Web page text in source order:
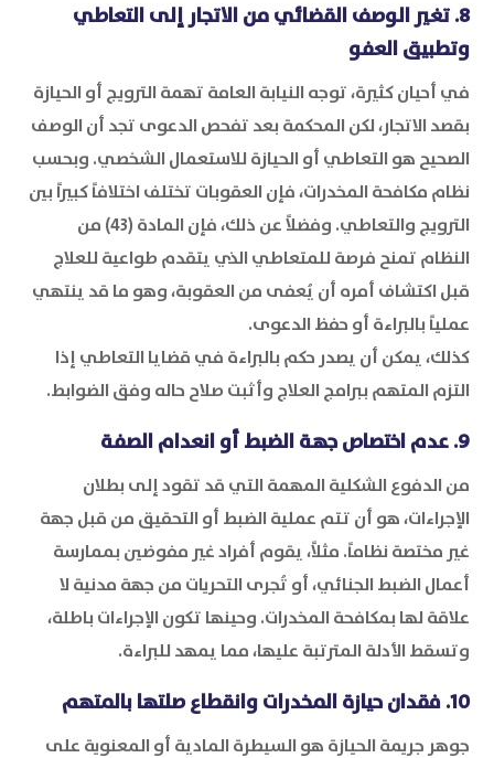
8. تغير الوصف القضائي من الاتجار إلى التعاطي
وتطبيق العفو
في أحيان كثيرة، توجه النيابة العامة تهمة الترويج أو الحيازة
بقصد الاتجار، لكن المحكمة بعد تفحص الدعوى تجد أن الوصف
الصحيح هو التعاطي أو الحيازة للاستعمال الشخصي. وبحسب
نظام مكافحة المخدرات، فإن العقوبات تختلف اختلافاً كبيراً بين
الترويج والتعاطي. وفضلاً عن ذلك، فإن المادة (43) من
النظام تمنح فرصة للمتعاطي الذي يتقدم طواعية للعلاج
قبل اكتشاف أمره أن يُعفى من العقوبة، وهو ما قد ينتهي
عملياً بالبراءة أو حفظ الدعوى.
كذلك، يمكن أن يصدر حكم بالبراءة في قضايا التعاطي إذا
التزم المتهم ببرامج العلاج وأثبت صلاح حاله وفق الضوابط.
9. عدم اختصاص جهة الضبط أو انعدام الصفة
من الدفوع الشكلية المهمة التي قد تقود إلى بطلان
الإجراءات، هو أن تتم عملية الضبط أو التحقيق من قبل جهة
غير مختصة نظاماً. مثلاً، يقوم أفراد غير مفوضين بممارسة
أعمال الضبط الجنائي، أو تُجرى التحريات من جهة مدنية لا
علاقة لها بمكافحة المخدرات. وحينها تكون الإجراءات باطلة،
وتسقط الأدلة المترتبة عليها، مما يمهد للبراءة.
10. فقدان حيازة المخدرات وانقطاع صلتها بالمتهم
جوهر جريمة الحيازة هو السيطرة المادية أو المعنوية على